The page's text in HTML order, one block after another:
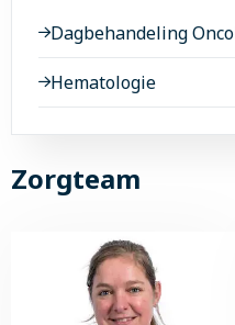
Dagbehandeling
Hematologie
Zorgteam